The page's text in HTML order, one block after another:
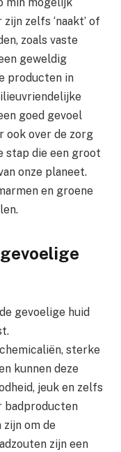
zelfs ‘naakt’ of
zoals vaste
geweldig
producten in
goed gevoel
ook over de zorg
stap die een groot
onze planeet.
en groene
gevoelige huid
sterke
kunnen deze
jeuk en zelfs
badproducten
om de
zijn een